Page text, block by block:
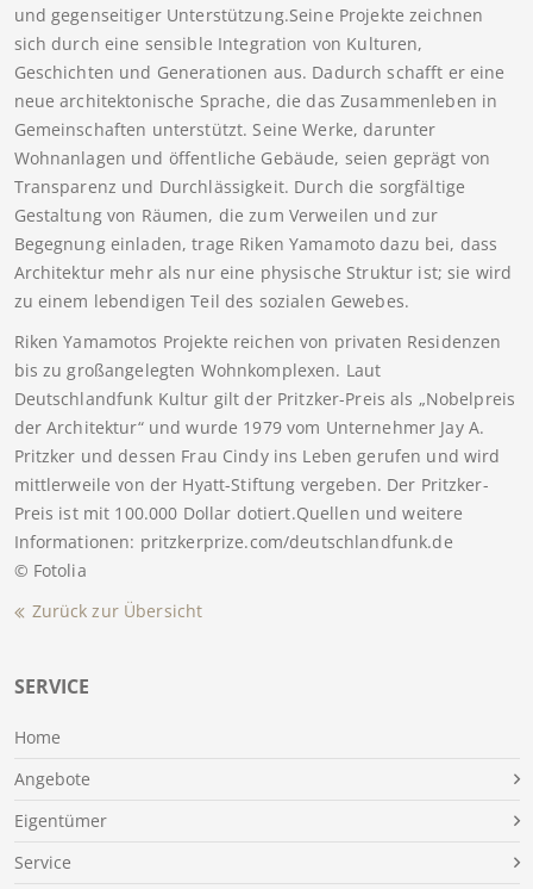
SERVICE
Home
Angebote
Eigentümer
Service
und gegenseitiger Unterstützung.Seine Projekte zeichnen
sich durch eine sensible Integration von Kulturen,
Geschichten und Generationen aus. Dadurch schafft er eine
neue architektonische Sprache, die das Zusammenleben in
Gemeinschaften unterstützt. Seine Werke, darunter
Wohnanlagen und öffentliche Gebäude, seien geprägt von
Transparenz und Durchlässigkeit. Durch die sorgfältige
Gestaltung von Räumen, die zum Verweilen und zur
Begegnung einladen, trage Riken Yamamoto dazu bei, dass
Architektur mehr als nur eine physische Struktur ist; sie wird
zu einem lebendigen Teil des sozialen Gewebes.
Riken Yamamotos Projekte reichen von privaten Residenzen
bis zu großangelegten Wohnkomplexen. Laut
Deutschlandfunk Kultur gilt der Pritzker-Preis als „Nobelpreis
der Architektur“ und wurde 1979 vom Unternehmer Jay A.
Pritzker und dessen Frau Cindy ins Leben gerufen und wird
mittlerweile von der Hyatt-Stiftung vergeben. Der Pritzker-
Preis ist mit 100.000 Dollar dotiert.Quellen und weitere
Informationen: pritzkerprize.com/deutschlandfunk.de
© Fotolia
Zurück zur Übersicht